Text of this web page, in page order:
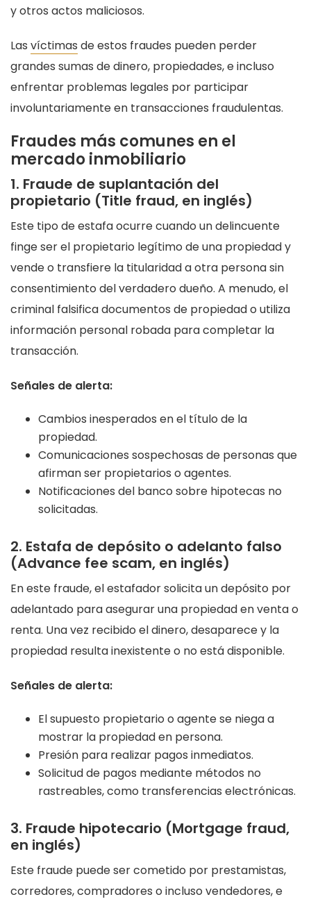
y otros actos maliciosos.
Las víctimas de estos fraudes pueden perder
grandes sumas de dinero, propiedades, e incluso
enfrentar problemas legales por participar
involuntariamente en transacciones fraudulentas.
Fraudes más comunes en el
mercado inmobiliario
1. Fraude de suplantación del
propietario (Title fraud, en inglés)
Este tipo de estafa ocurre cuando un delincuente
finge ser el propietario legítimo de una propiedad y
vende o transfiere la titularidad a otra persona sin
consentimiento del verdadero dueño. A menudo, el
criminal falsifica documentos de propiedad o utiliza
información personal robada para completar la
transacción.
Señales de alerta:
Cambios inesperados en el título de la
propiedad.
Comunicaciones sospechosas de personas que
afirman ser propietarios o agentes.
Notificaciones del banco sobre hipotecas no
solicitadas.
2. Estafa de depósito o adelanto falso
(Advance fee scam, en inglés)
En este fraude, el estafador solicita un depósito por
adelantado para asegurar una propiedad en venta o
renta. Una vez recibido el dinero, desaparece y la
propiedad resulta inexistente o no está disponible.
Señales de alerta:
El supuesto propietario o agente se niega a
mostrar la propiedad en persona.
Presión para realizar pagos inmediatos.
Solicitud de pagos mediante métodos no
rastreables, como transferencias electrónicas.
3. Fraude hipotecario (Mortgage fraud,
en inglés)
Este fraude puede ser cometido por prestamistas,
corredores, compradores o incluso vendedores, e